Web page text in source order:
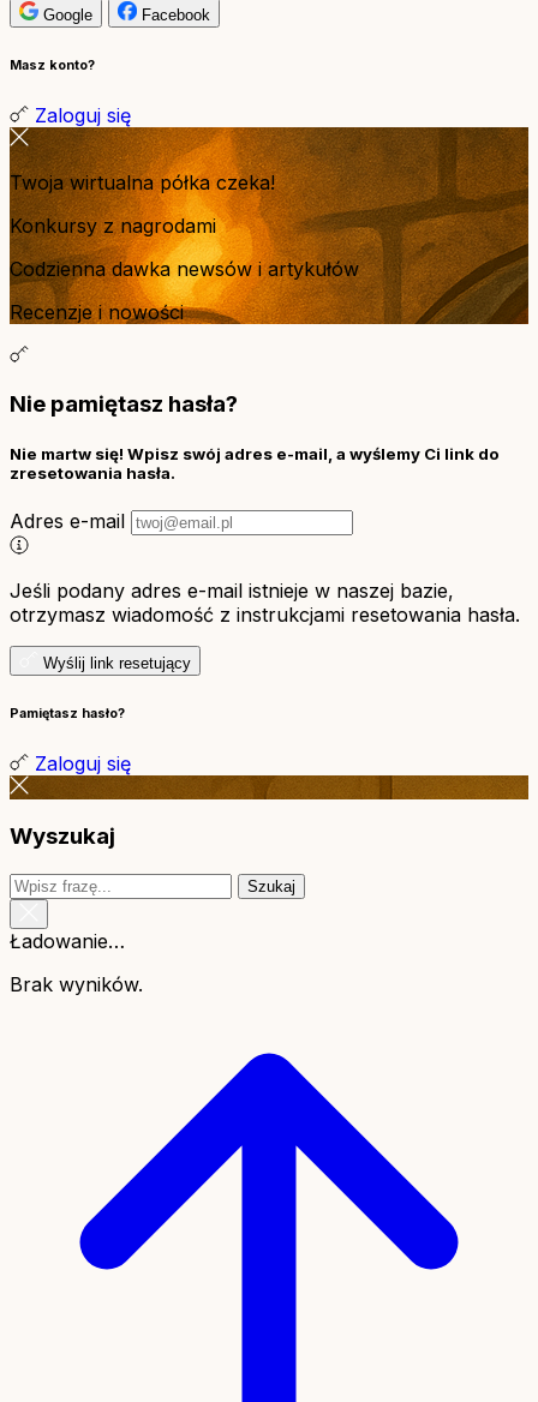
Google Facebook
Masz konto?
Zaloguj się
Twoja wirtualna półka czeka!
Konkursy z nagrodami
Codzienna dawka newsów i artykułów
Recenzje i nowości
Nie pamiętasz hasła?
Nie martw się! Wpisz swój adres e-mail, a wyślemy Ci link do
zresetowania hasła.
Adres e-mail
Jeśli podany adres e-mail istnieje w naszej bazie,
otrzymasz wiadomość z instrukcjami resetowania hasła.
Wyślij link resetujący
Pamiętasz hasło?
Zaloguj się
Wyszukaj
Szukaj
Ładowanie…
Brak wyników.